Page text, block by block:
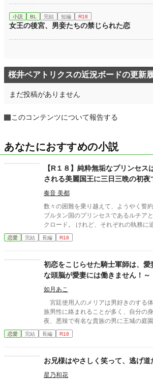
小説 BL 完結 短編 R18
女王の後宮、男妾たちの禁じられた恋
桜井ベアトリクスの近況ボードの更新
まだ投稿がありません
このコンテンツについて報告する
あなたにおすすめの小説
【R１８】純粋無垢なプリンセス
される美麗国王に三日三晩の初
される
奏音 美都
数々の困難を乗り越えて、ようやく誓
ブルタン国のプリンセスであるルチア
クロード。 けれど、それぞれの執務に追われ、誓約の儀から二ヶ
月経っても夫婦の時間を過ごせずにいた。 そんなある日、ル
の元にクロードから別邸への招待状が
を知ることになる。 ２人の出会いを描いた作品はこちら 「純粋無
垢なプリンセスを野盗から助け出した
国王でした」https://
43630 ２人の誓約の儀を描いた作品はこちら 「純粋無垢なプリン
セスは、冷徹と噂される美麗国王と誓
w.alphapolis.co.jp/novel/702276663/
恋愛 完結 長編 R18
初恋をこじらせた騎士軍師は、
な頭脳が愛妻には働きません！～
如月あこ
宮廷使用人のメリアは男好きのする
族男性に絡まれることが多く、自分
夜、悪辣で有名な貴族の男に王城の庭
命のピンチに陥る。 懸命に守ってき
しまう！ と、恐怖に駆られるメリアを
グだった。 メリアはゲオルグの提案
めに、彼と契約結婚をすることに
0歳）×宮廷使用人（22歳） ひたすら
恋愛 完結 長編 R18
お兄様はやさしく笑って、逃げ道
星乃和花